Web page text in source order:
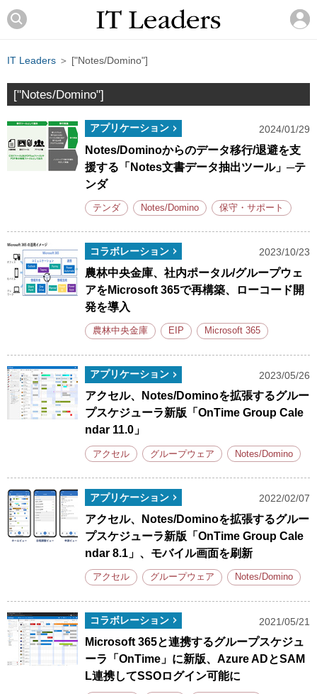
IT Leaders ＞ ["Notes/Domino"]
["Notes/Domino"]
アプリケーション 2024/01/29
Notes/Dominoからのデータ移行/退避を支
援する「Notes文書データ抽出ツール」─テ
ンダ
テンダ Notes/Domino 保守・サポート
コラボレーション 2023/10/23
農林中央金庫、社内ポータル/グループウェ
アをMicrosoft 365で再構築、ローコード開
発を導入
農林中央金庫 EIP Microsoft 365
アプリケーション 2023/05/26
アクセル、Notes/Dominoを拡張するグルー
プスケジューラ新版「OnTime Group Cale
ndar 11.0」
アクセル グループウェア Notes/Domino
アプリケーション 2022/02/07
アクセル、Notes/Dominoを拡張するグルー
プスケジューラ新版「OnTime Group Cale
ndar 8.1」、モバイル画面を刷新
アクセル グループウェア Notes/Domino
コラボレーション 2021/05/21
Microsoft 365と連携するグループスケジュ
ーラ「OnTime」に新版、Azure ADとSAM
L連携してSSOログイン可能に